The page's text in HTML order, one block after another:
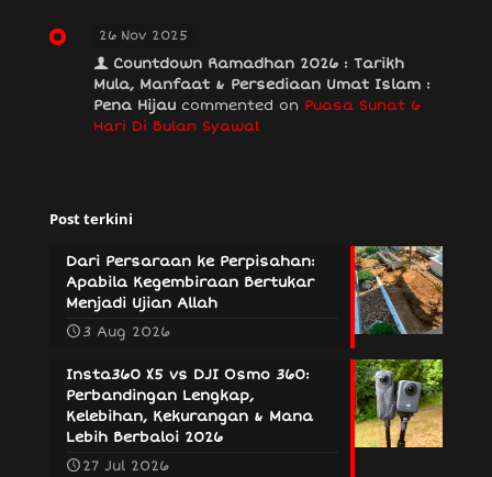
26 Nov 2025
Countdown Ramadhan 2026 : Tarikh
Mula, Manfaat & Persediaan Umat Islam :
Pena Hijau commented on Puasa Sunat 6
Hari Di Bulan Syawal
Post terkini
Dari Persaraan ke Perpisahan:
Apabila Kegembiraan Bertukar
Menjadi Ujian Allah
3 Aug 2026
Insta360 X5 vs DJI Osmo 360:
Perbandingan Lengkap,
Kelebihan, Kekurangan & Mana
Lebih Berbaloi 2026
27 Jul 2026